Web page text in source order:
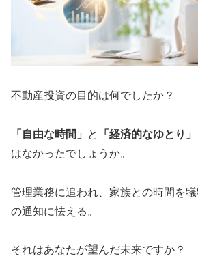
不動産投資の目的は何でしたか？
「自由な時間」 と 「経済的なゆとり」
はなかったでしょうか。
管理業務に追われ、家族との時間を
の通知に怯える。
それはあなたが望んだ未来ですか？